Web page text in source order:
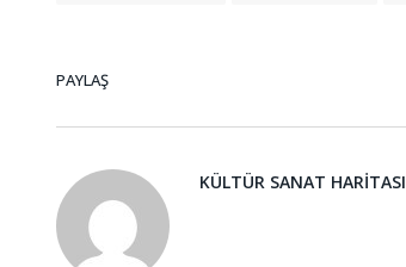
PAYLAŞ
KÜLTÜR SANAT HARITASI